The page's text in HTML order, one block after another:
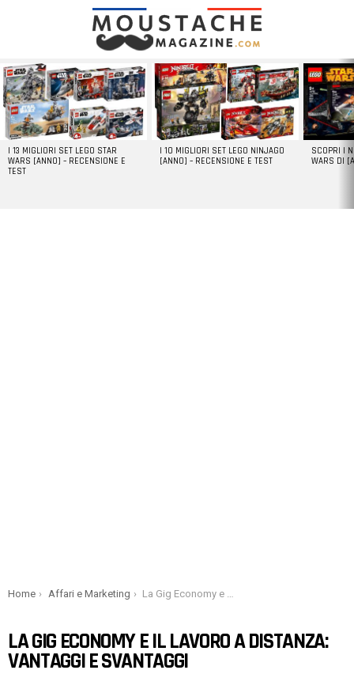
LATEST
STORIES
I 13 MIGLIORI SET LEGO STAR
WARS [ANNO] – RECENSIONE E
TEST
I 10 MIGLIORI SET LEGO NINJAGO
[ANNO] – RECENSIONE E TEST
SCOPRI I
WARS DI
You are here:
Home Affari e Marketing La Gig Economy e il lavoro a distanza: vantaggi e svantaggi
LA GIG ECONOMY E IL LAVORO A DISTANZA:
VANTAGGI E SVANTAGGI